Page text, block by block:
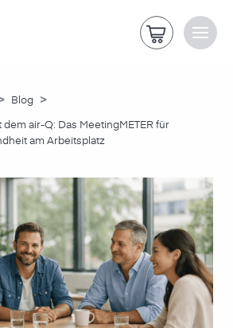
Blog >
air-Q: Das MeetingMETER für
am Arbeitsplatz